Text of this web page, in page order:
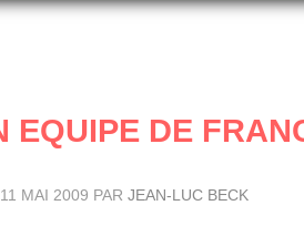
EQUIPE DE
11 MAI 2009 PAR JEAN-LUC BECK